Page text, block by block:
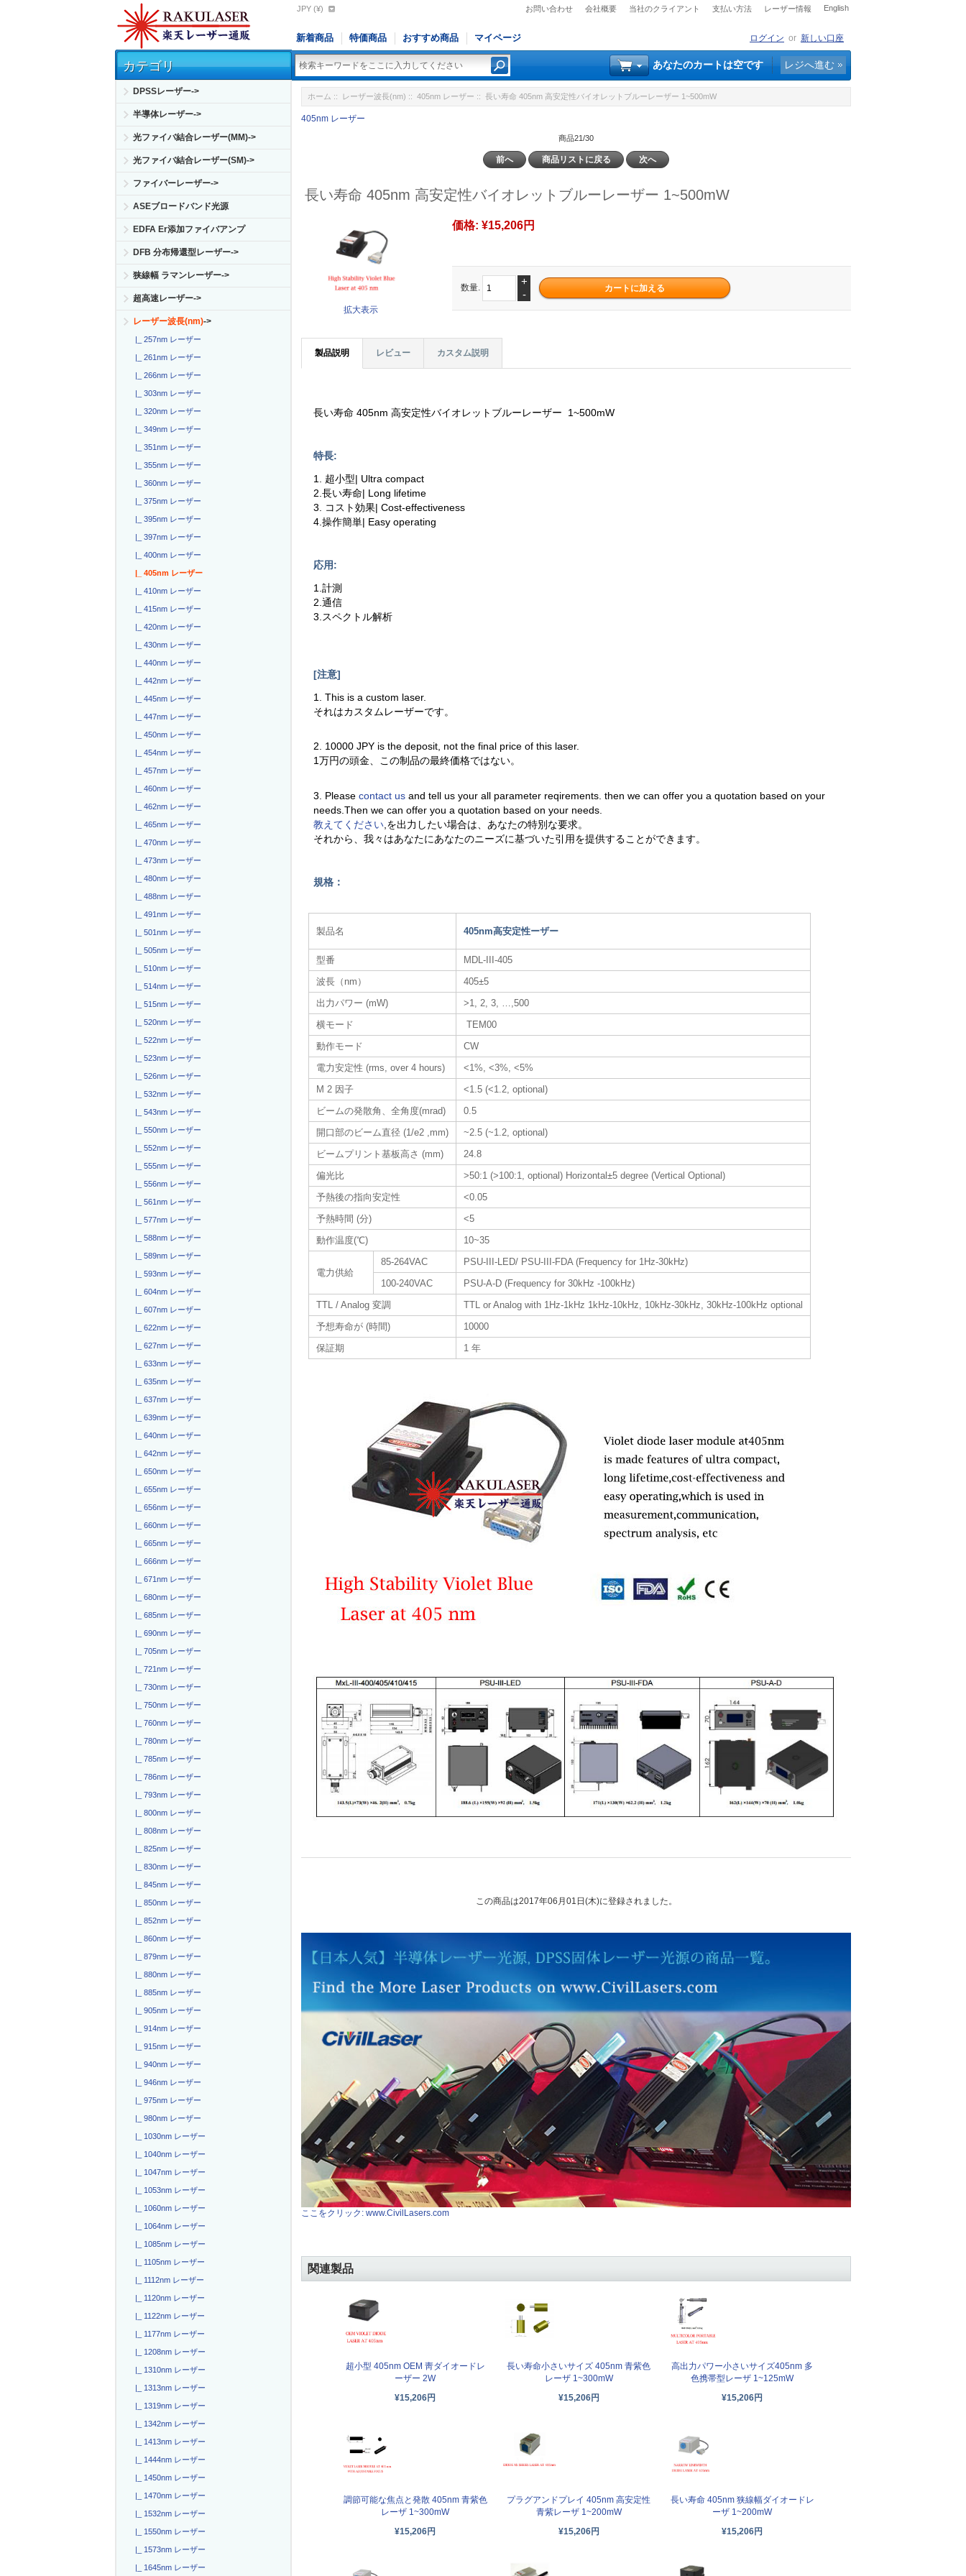
お問い合わせ 会社概要 当社のクライアント 支払い方法 レーザー情報 English
JPY (¥)
新着商品 特価商品 おすすめ商品 マイページ ログイン or 新しい口座
あなたのカートは空です レジへ進む
カテゴリ
DPSSレーザー->
半導体レーザー->
光ファイバ結合レーザー(MM)->
光ファイバ結合レーザー(SM)->
ファイバーレーザー->
ASEブロードバンド光源
EDFA Er添加ファイバアンプ
DFB 分布帰還型レーザー->
狭線幅 ラマンレーザー->
超高速レーザー->
レーザー波長(nm)->
|_ 257nm レーザー
|_ 261nm レーザー
|_ 266nm レーザー
|_ 303nm レーザー
|_ 320nm レーザー
|_ 349nm レーザー
|_ 351nm レーザー
|_ 355nm レーザー
|_ 360nm レーザー
|_ 375nm レーザー
|_ 395nm レーザー
|_ 397nm レーザー
|_ 400nm レーザー
|_ 405nm レーザー
|_ 410nm レーザー
|_ 415nm レーザー
|_ 420nm レーザー
|_ 430nm レーザー
|_ 440nm レーザー
|_ 442nm レーザー
|_ 445nm レーザー
|_ 447nm レーザー
|_ 450nm レーザー
|_ 454nm レーザー
|_ 457nm レーザー
|_ 460nm レーザー
|_ 462nm レーザー
|_ 465nm レーザー
|_ 470nm レーザー
|_ 473nm レーザー
|_ 480nm レーザー
|_ 488nm レーザー
|_ 491nm レーザー
|_ 501nm レーザー
|_ 505nm レーザー
|_ 510nm レーザー
|_ 514nm レーザー
|_ 515nm レーザー
|_ 520nm レーザー
|_ 522nm レーザー
|_ 523nm レーザー
|_ 526nm レーザー
|_ 532nm レーザー
|_ 543nm レーザー
|_ 550nm レーザー
|_ 552nm レーザー
|_ 555nm レーザー
|_ 556nm レーザー
|_ 561nm レーザー
|_ 577nm レーザー
|_ 588nm レーザー
|_ 589nm レーザー
|_ 593nm レーザー
|_ 604nm レーザー
|_ 607nm レーザー
|_ 622nm レーザー
|_ 627nm レーザー
|_ 633nm レーザー
|_ 635nm レーザー
|_ 637nm レーザー
|_ 639nm レーザー
|_ 640nm レーザー
|_ 642nm レーザー
|_ 650nm レーザー
|_ 655nm レーザー
|_ 656nm レーザー
|_ 660nm レーザー
|_ 665nm レーザー
|_ 666nm レーザー
|_ 671nm レーザー
|_ 680nm レーザー
|_ 685nm レーザー
|_ 690nm レーザー
|_ 705nm レーザー
|_ 721nm レーザー
|_ 730nm レーザー
|_ 750nm レーザー
|_ 760nm レーザー
|_ 780nm レーザー
|_ 785nm レーザー
|_ 786nm レーザー
|_ 793nm レーザー
|_ 800nm レーザー
|_ 808nm レーザー
|_ 825nm レーザー
|_ 830nm レーザー
|_ 845nm レーザー
|_ 850nm レーザー
|_ 852nm レーザー
|_ 860nm レーザー
|_ 879nm レーザー
|_ 880nm レーザー
|_ 885nm レーザー
|_ 905nm レーザー
|_ 914nm レーザー
|_ 915nm レーザー
|_ 940nm レーザー
|_ 946nm レーザー
|_ 975nm レーザー
|_ 980nm レーザー
|_ 1030nm レーザー
|_ 1040nm レーザー
|_ 1047nm レーザー
|_ 1053nm レーザー
|_ 1060nm レーザー
|_ 1064nm レーザー
|_ 1085nm レーザー
|_ 1105nm レーザー
|_ 1112nm レーザー
|_ 1120nm レーザー
|_ 1122nm レーザー
|_ 1177nm レーザー
|_ 1208nm レーザー
|_ 1310nm レーザー
|_ 1313nm レーザー
|_ 1319nm レーザー
|_ 1342nm レーザー
|_ 1413nm レーザー
|_ 1444nm レーザー
|_ 1450nm レーザー
|_ 1470nm レーザー
|_ 1532nm レーザー
|_ 1550nm レーザー
|_ 1573nm レーザー
|_ 1645nm レーザー
ホーム :: レーザー波長(nm) ::405nm レーザー :: 長い寿命 405nm 高安定性バイオレットブルーレーザー 1~500mW
405nm レーザー
商品21/30
前へ 商品リストに戻る 次へ
長い寿命 405nm 高安定性バイオレットブルーレーザー 1~500mW
拡大表示
価格:¥15,206円
数量.
+
-
製品説明 レビュー カスタム説明
長い寿命 405nm 高安定性バイオレットブルーレーザー 1~500mW
特長:
1. 超小型| Ultra compact
2.長い寿命| Long lifetime
3. コスト効果| Cost-effectiveness
4.操作簡単| Easy operating
応用:
1.計測
2.通信
3.スペクトル解析
[注意]
1. This is a custom laser.
それはカスタムレーザーです。
2. 10000 JPY is the deposit, not the final price of this laser.
1万円の頭金、この制品の最終価格ではない。
3. Pleasecontact usand tell us your all parameter reqirements. then we can offer you a quotation based on your
needs.Then we can offer you a quotation based on your needs.
教えてください ,を出力したい場合は、あなたの特別な要求。
それから、我々はあなたにあなたのニーズに基づいた引用を提供することができます。
規格：
製品名 405nm高安定性ーザー
型番
MDL-III-405
波長（nm）
405±5
出力パワー (mW)
>1, 2, 3, …,500
横モード
TEM00
動作モード
CW
電力安定性 (rms, over 4 hours)
<1%, <3%, <5%
M 2 因子
<1.5 (<1.2, optional)
ビームの発散角、全角度(mrad)
0.5
開口部のビーム直径 (1/e2 ,mm)
~2.5 (~1.2, optional)
ビームプリント基板高さ (mm)
24.8
偏光比
>50:1 (>100:1, optional) Horizontal±5 degree (Vertical Optional)
予熱後の指向安定性
<0.05
予熱時間 (分)
<5
動作温度(℃)
10~35
電力供給
85-264VAC
PSU-III-LED/ PSU-III-FDA (Frequency for 1Hz-30kHz)
100-240VAC
PSU-A-D (Frequency for 30kHz -100kHz)
TTL / Analog 変調
TTL or Analog with 1Hz-1kHz 1kHz-10kHz, 10kHz-30kHz, 30kHz-100kHz optional
予想寿命が (時間)
10000
保証期
1 年
この商品は2017年06月01日(木)に登録されました。
ここをクリック: www.CivilLasers.com
関連製品
超小型 405nm OEM 靑ダイオードレ
ーザー 2W
¥15,206円
長い寿命小さいサイズ 405nm 青紫色
レーザ 1~300mW
¥15,206円
高出力パワー小さいサイズ405nm 多
色携帯型レーザ 1~125mW
¥15,206円
調節可能な焦点と発散 405nm 青紫色
レーザ 1~300mW
¥15,206円
プラグアンドプレイ 405nm 高安定性
青紫レーザ 1~200mW
¥15,206円
長い寿命 405nm 狭線幅ダイオードレ
ーザ 1~200mW
¥15,206円